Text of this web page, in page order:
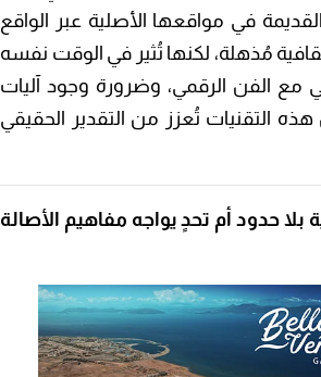
في مواقعها الأصلية عبر الواقع
مُذهلة، لكنها تُثير في الوقت نفسه
مع الفن الرقمي، وضرورة وجود آليات
التقنيات تُعزز من التقدير الحقيقي
حدود أم تحدٍ يواجه مفاهيم الأصالة